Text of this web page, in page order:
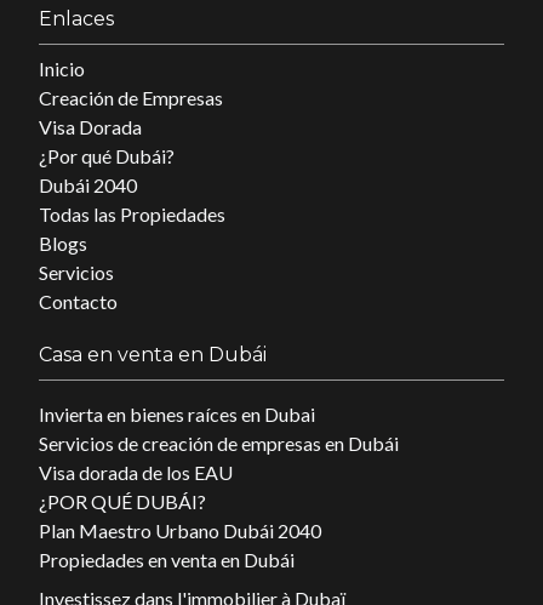
Enlaces
Inicio
Creación de Empresas
Visa Dorada
¿Por qué Dubái?
Dubái 2040
Todas las Propiedades
Blogs
Servicios
Contacto
Casa en venta en Dubái
Invierta en bienes raíces en Dubai
Servicios de creación de empresas en Dubái
Visa dorada de los EAU
¿POR QUÉ DUBÁI?
Plan Maestro Urbano Dubái 2040
Propiedades en venta en Dubái
Investissez dans l'immobilier à Dubaï